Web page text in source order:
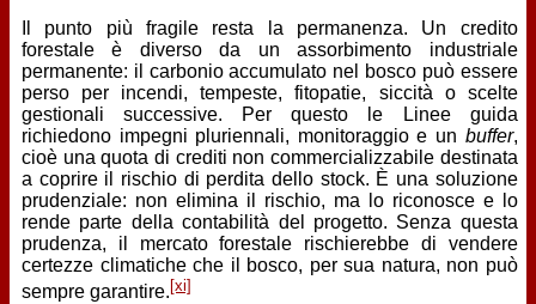
Il punto più fragile resta la permanenza. Un credito
forestale è diverso da un assorbimento industriale
permanente: il carbonio accumulato nel bosco può essere
perso per incendi, tempeste, fitopatie, siccità o scelte
gestionali successive. Per questo le Linee guida
richiedono impegni pluriennali, monitoraggio e un buffer,
cioè una quota di crediti non commercializzabile destinata
a coprire il rischio di perdita dello stock. È una soluzione
prudenziale: non elimina il rischio, ma lo riconosce e lo
rende parte della contabilità del progetto. Senza questa
prudenza, il mercato forestale rischierebbe di vendere
certezze climatiche che il bosco, per sua natura, non può
sempre garantire. [xi]